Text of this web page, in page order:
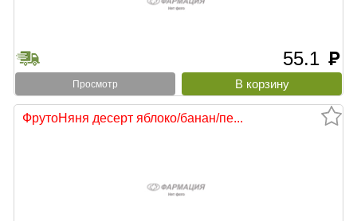
55.1 руб
Просмотр
ФрутоНяня десерт яблоко/банан/пе...